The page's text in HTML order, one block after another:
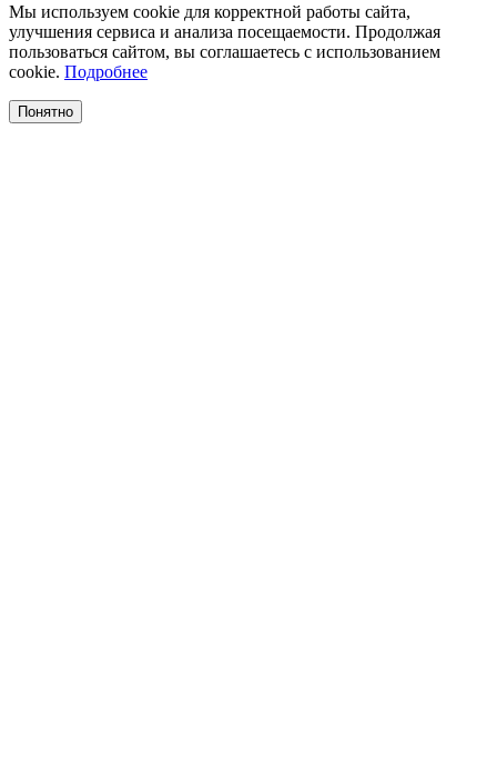
Мы используем cookie для корректной работы сайта,
улучшения сервиса и анализа посещаемости. Продолжая
пользоваться сайтом, вы соглашаетесь с использованием
cookie. Подробнее
Понятно